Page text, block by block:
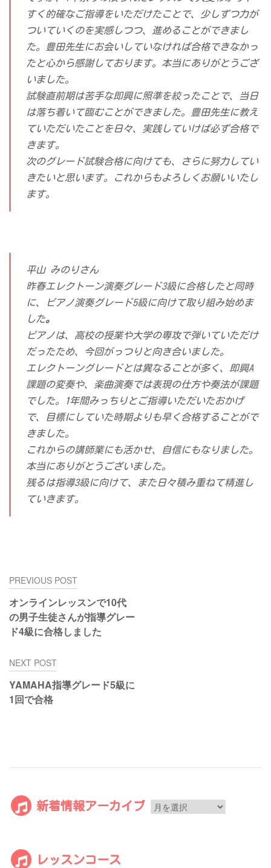
すく的確なご指導をいただけたことで、少しずつ力が
ついていくのを実感しつつ、進めることができまし
た。豊田先生にお会いしていなければ合格できなかっ
たと心から感謝しております。本当にありがとうござ
いました。
試験直前期は苦手な即興に照準を絞ったことで、当日
は落ち着いて臨むことができました。豊田先生に教え
ていただいたことを日々、実践していけば必ず合格で
きます。
次のグレード試験合格に向けても、さらに努力してい
きたいと思います。これからもよろしくお願いいたし
ます。
平山 みのりさん
昨春エレクトーン演奏グレード3級に合格したと同時
に、ピアノ演奏グレード5級に向けて取り組み始めま
した。
ピアノは、高校の授業や大学の専攻で弾いていただけ
だったため、今回がっつりと向き合いました。
エレクトーングレードとは異なることが多く、即興A
課題の変奏や、楽曲演奏では表現の仕方や奏法が課題
でした。1年間みっちりとご指導いただいたおかげ
で、目標にしていた時期よりも早く合格することがで
きました。
これからの講師業にも活かせ、自信にもなりました。
本当にありがとうございました。
残るは指導3級に向けて、また日々積み重ねて精進し
ていきます。
投
稿
ナ
ビ
ゲ
シ
ョ
ン
PREVIOUS POST
オンラインレッスンで10代
の男子生徒さんが指導グレー
ド4級に合格しました
NEXT POST
YAMAHA指導グレード5級に
1回で合格
新着情報アーカイブ
新
レッスンコース